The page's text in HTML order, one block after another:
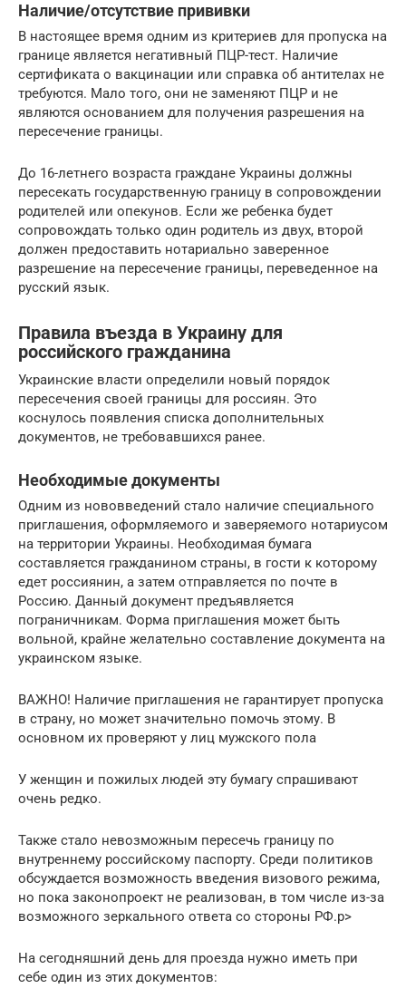
Наличие/отсутствие прививки
В настоящее время одним из критериев для пропуска на
границе является негативный ПЦР-тест. Наличие
сертификата о вакцинации или справка об антителах не
требуются. Мало того, они не заменяют ПЦР и не
являются основанием для получения разрешения на
пересечение границы.
До 16-летнего возраста граждане Украины должны
пересекать государственную границу в сопровождении
родителей или опекунов. Если же ребенка будет
сопровождать только один родитель из двух, второй
должен предоставить нотариально заверенное
разрешение на пересечение границы, переведенное на
русский язык.
Правила въезда в Украину для
российского гражданина
Украинские власти определили новый порядок
пересечения своей границы для россиян. Это
коснулось появления списка дополнительных
документов, не требовавшихся ранее.
Необходимые документы
Одним из нововведений стало наличие специального
приглашения, оформляемого и заверяемого нотариусом
на территории Украины. Необходимая бумага
составляется гражданином страны, в гости к которому
едет россиянин, а затем отправляется по почте в
Россию. Данный документ предъявляется
пограничникам. Форма приглашения может быть
вольной, крайне желательно составление документа на
украинском языке.
ВАЖНО! Наличие приглашения не гарантирует пропуска
в страну, но может значительно помочь этому. В
основном их проверяют у лиц мужского пола
У женщин и пожилых людей эту бумагу спрашивают
очень редко.
Также стало невозможным пересечь границу по
внутреннему российскому паспорту. Среди политиков
обсуждается возможность введения визового режима,
но пока законопроект не реализован, в том числе из-за
возможного зеркального ответа со стороны РФ.p>
На сегодняшний день для проезда нужно иметь при
себе один из этих документов: